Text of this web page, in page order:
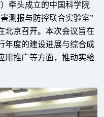
牵头成立的中国科学院
测报与防控联合实验室”
北京召开。本次会议旨在
年度的建设进展与综合成
用推广等方面，推动实验